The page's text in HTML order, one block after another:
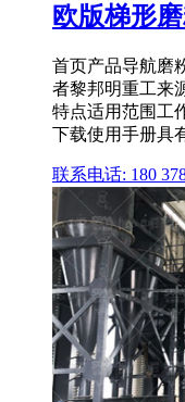
欧版梯形
首页产品导航磨
者黎邦明重工来
特点适用范围工
下载使用手册具
联系电话: 180